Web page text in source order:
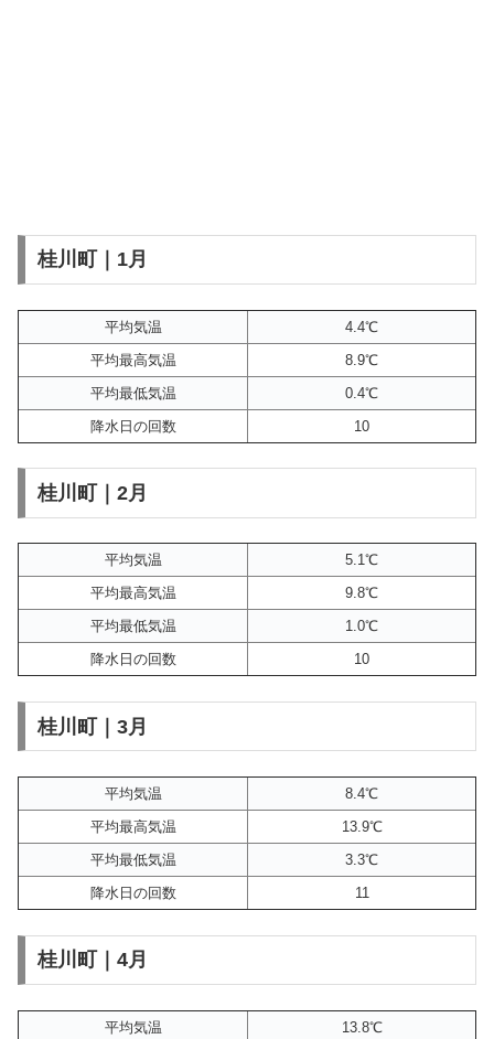
桂川町｜1月
平均気温
4.4℃
平均最高気温
8.9℃
平均最低気温
0.4℃
降水日の回数
10
桂川町｜2月
平均気温
5.1℃
平均最高気温
9.8℃
平均最低気温
1.0℃
降水日の回数
10
桂川町｜3月
平均気温
8.4℃
平均最高気温
13.9℃
平均最低気温
3.3℃
降水日の回数
11
桂川町｜4月
平均気温 13.8℃